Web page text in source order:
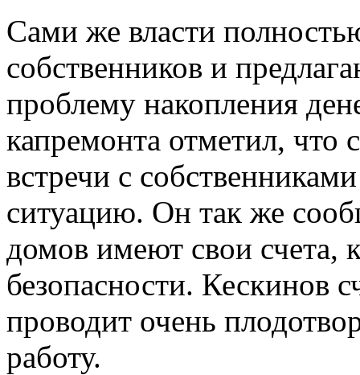
Сами же власти
собственников и
проблему накопления
капремонта отметил, что
встречи с
ситуацию. Он так же
домов имеют свои счета,
безопасности. Кескинов
проводит очень
работу.